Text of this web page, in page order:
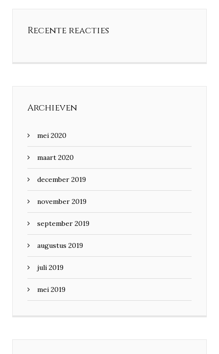
Recente reacties
Archieven
mei 2020
maart 2020
december 2019
november 2019
september 2019
augustus 2019
juli 2019
mei 2019